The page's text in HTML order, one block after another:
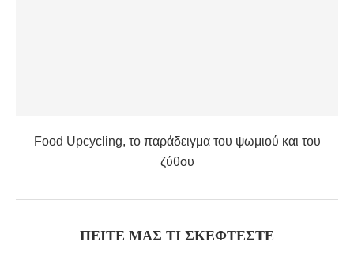
Food Upcycling, το παράδειγμα του ψωμιού και του
ζύθου
ΠΕΊΤΕ ΜΑΣ ΤΙ ΣΚΈΦΤΕΣΤΕ